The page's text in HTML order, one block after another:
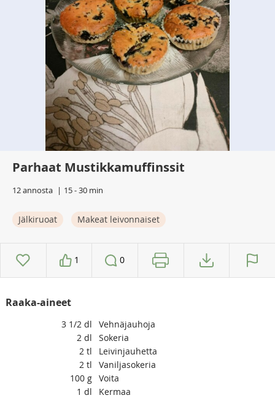
Parhaat Mustikkamuffinssit
12 annosta 15 - 30 min
Jälkiruoat Makeat leivonnaiset
1 0
Raaka-aineet
3 1/2 dl
Vehnäjauhoja
2 dl
Sokeria
2 tl
Leivinjauhetta
2 tl
Vaniljasokeria
100 g Voita
1 dl
Kermaa